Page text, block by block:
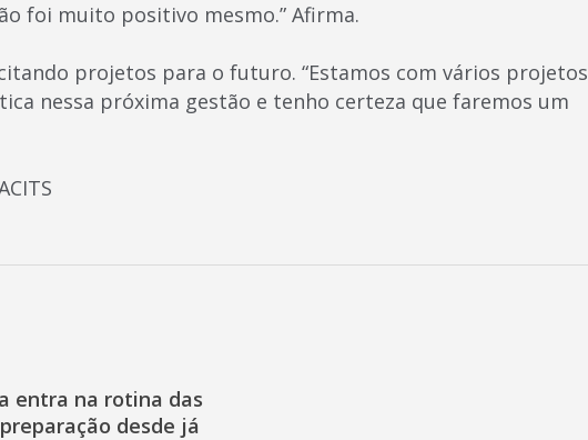
foi muito positivo mesmo.” Afirma.
projetos para o futuro. “Estamos com vários projetos
nessa próxima gestão e tenho certeza que faremos um
entra na rotina das
desde já